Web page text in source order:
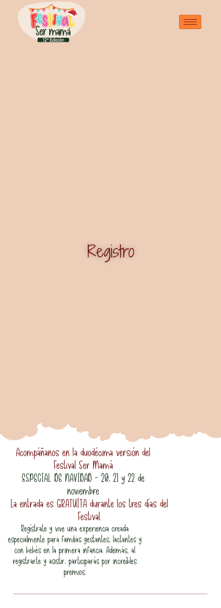
Registro
Acompáñanos en la duodécima versión del
Festival Ser Mamá
ESPECIAL DE NAVIDAD - 20, 21 y 22 de
noviembre
La entrada es GRATUITA durante los tres días del
Festival.
Regístrate y vive una experiencia creada
especialmente para familias gestantes, lactantes y
con bebés en la primera infancia. Además, al
registrarte y asistir, participarás por increíbles
premios.